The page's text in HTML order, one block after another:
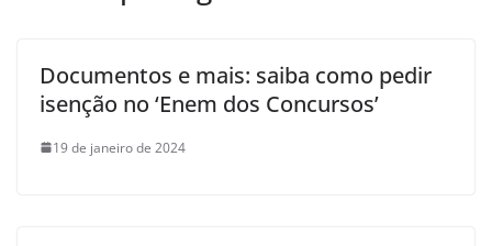
Documentos e mais: saiba como pedir
isenção no ‘Enem dos Concursos’
19 de janeiro de 2024